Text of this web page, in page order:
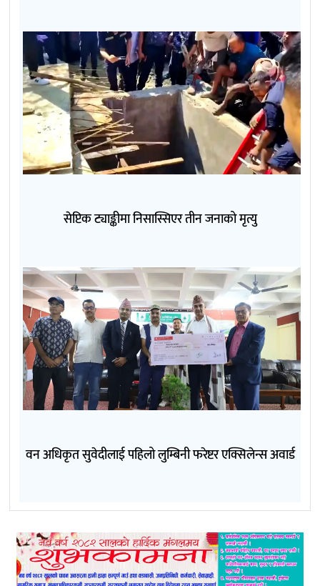
सेप्टिक ट्याङ्कीमा निसास्सिएर तीन जनाको मृत्यु
वन अधिकृत सुवेदीलाई पहिलो लुम्बिनी फरेष्टर एक्सिलेन्स अवार्ड